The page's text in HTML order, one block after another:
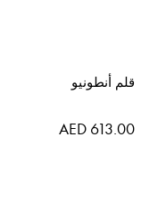
قلم أنطونيو
AED 613.00